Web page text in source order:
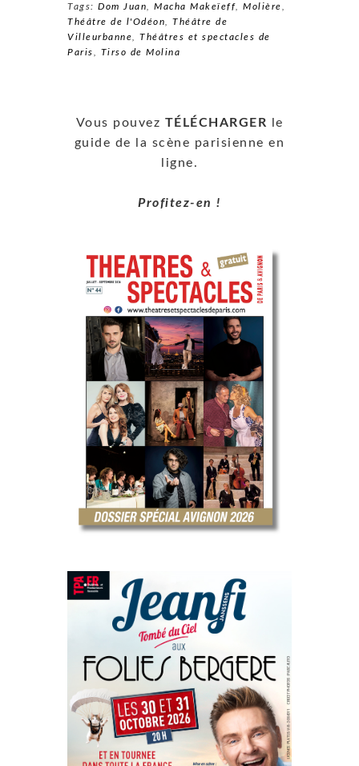
Tags: Dom Juan Macha Makeïeff Molière
Théâtre de l'Odéon
Théâtre de
Villeurbanne
Théâtres et spectacles de
Paris
Tirso de Molina
Vous pouvez TÉLÉCHARGER le
guide de la scène parisienne en
ligne.
Profitez-en !